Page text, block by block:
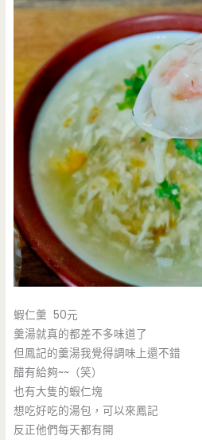
蝦仁羹 50元
羹湯就真的都差不多味道了
但鳳記的羹湯我覺得調味上還不錯
醋有給夠~~（笑）
也有大隻的蝦仁塊
想吃好吃的湯包，可以來鳳記
反正他們每天都有開